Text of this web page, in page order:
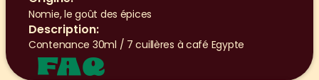
Nomie, le goût des épices
Description:
Contenance 30ml / 7 cuillères à café Egypte
FAQ